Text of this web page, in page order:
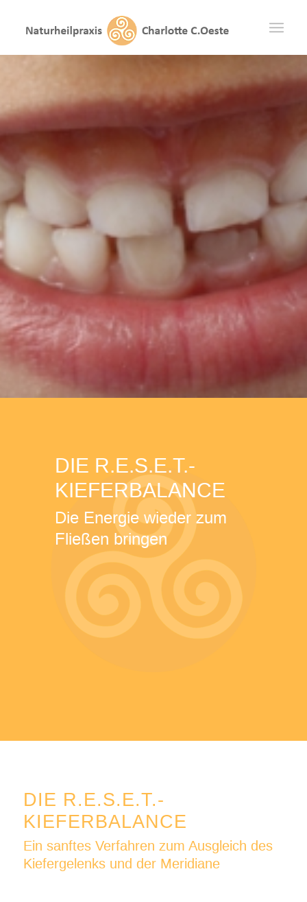
DIE R.E.S.E.T.-
KIEFERBALANCE
Die Energie wieder zum
Fließen bringen
DIE R.E.S.E.T.-
KIEFERBALANCE
Ein sanftes Verfahren zum Ausgleich des
Kiefergelenks und der Meridiane